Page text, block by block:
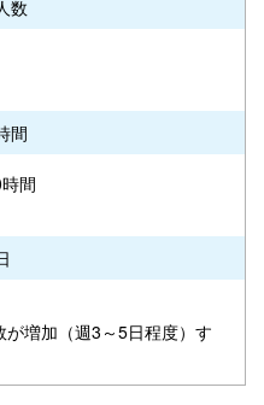
数
間
間
増加（週3～5日程度）す